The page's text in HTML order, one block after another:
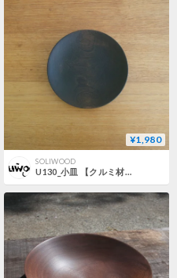
¥1,980
SOLIWOOD
U130_小皿 【クルミ材・鉄媒染】